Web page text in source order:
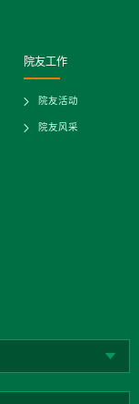
院友工作
院友活动
院友风采